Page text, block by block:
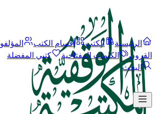
الرئيسية الكتب أقسام الكتب
القرون
الكلمات المفتاحية
كتبي المفضلة
البحث